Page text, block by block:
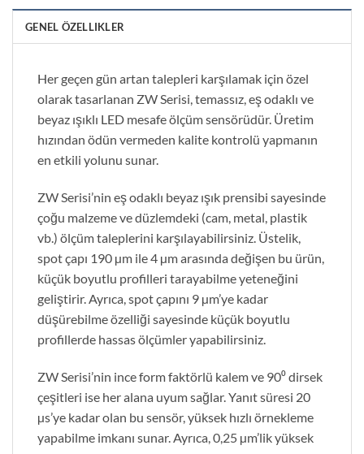
GENEL ÖZELLIKLER
Her geçen gün artan talepleri karşılamak için özel
olarak tasarlanan ZW Serisi, temassız, eş odaklı ve
beyaz ışıklı LED mesafe ölçüm sensörüdür. Üretim
hızından ödün vermeden kalite kontrolü yapmanın
en etkili yolunu sunar.
ZW Serisi’nin eş odaklı beyaz ışık prensibi sayesinde
çoğu malzeme ve düzlemdeki (cam, metal, plastik
vb.) ölçüm taleplerini karşılayabilirsiniz. Üstelik,
spot çapı 190 µm ile 4 µm arasında değişen bu ürün,
küçük boyutlu profilleri tarayabilme yeteneğini
geliştirir. Ayrıca, spot çapını 9 µm’ye kadar
düşürebilme özelliği sayesinde küçük boyutlu
profillerde hassas ölçümler yapabilirsiniz.
ZW Serisi’nin ince form faktörlü kalem ve 90⁰ dirsek
çeşitleri ise her alana uyum sağlar. Yanıt süresi 20
µs’ye kadar olan bu sensör, yüksek hızlı örnekleme
yapabilme imkanı sunar. Ayrıca, 0,25 µm’lik yüksek